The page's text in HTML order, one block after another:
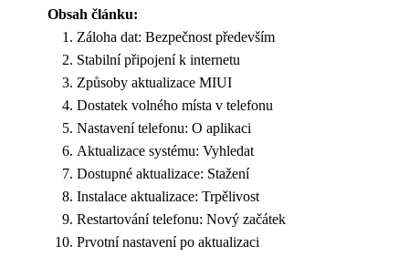
Obsah článku:
Záloha dat: Bezpečnost především
Stabilní připojení k internetu
Způsoby aktualizace MIUI
Dostatek volného místa v telefonu
Nastavení telefonu: O aplikaci
Aktualizace systému: Vyhledat
Dostupné aktualizace: Stažení
Instalace aktualizace: Trpělivost
Restartování telefonu: Nový začátek
Prvotní nastavení po aktualizaci